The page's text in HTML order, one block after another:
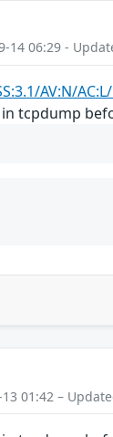
14 06:29 -
AV:N/
tcpdump
01:42 –